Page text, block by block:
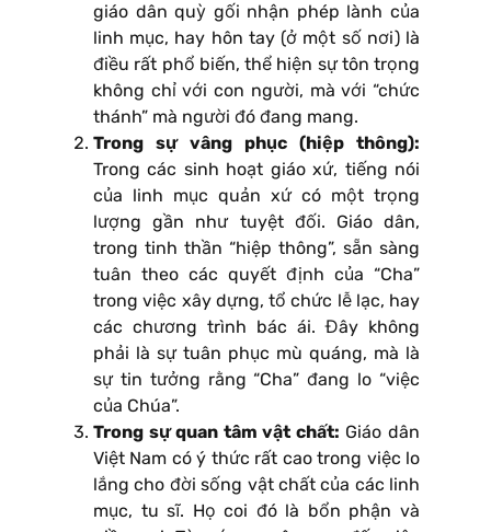
giáo dân quỳ gối nhận phép lành của
linh mục, hay hôn tay (ở một số nơi) là
điều rất phổ biến, thể hiện sự tôn trọng
không chỉ với con người, mà với “chức
thánh” mà người đó đang mang.
Trong sự vâng phục (hiệp thông):
Trong các sinh hoạt giáo xứ, tiếng nói
của linh mục quản xứ có một trọng
lượng gần như tuyệt đối. Giáo dân,
trong tinh thần “hiệp thông”, sẵn sàng
tuân theo các quyết định của “Cha”
trong việc xây dựng, tổ chức lễ lạc, hay
các chương trình bác ái. Đây không
phải là sự tuân phục mù quáng, mà là
sự tin tưởng rằng “Cha” đang lo “việc
của Chúa”.
Trong sự quan tâm vật chất: Giáo dân
Việt Nam có ý thức rất cao trong việc lo
lắng cho đời sống vật chất của các linh
mục, tu sĩ. Họ coi đó là bổn phận và